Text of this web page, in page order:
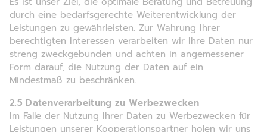
durch eine bedarfsgerechte Weiterentwicklung der
Leistungen zu gewährleisten. Zur Wahrung Ihrer
berechtigten Interessen verarbeiten wir Ihre Daten nur
streng zweckgebunden und achten in angemessener
Form darauf, die Nutzung der Daten auf ein
Mindestmaß zu beschränken.
2.5 Datenverarbeitung zu Werbezwecken
Im Falle der Nutzung Ihrer Daten zu Werbezwecken für
Leistungen unserer Kooperationspartner holen wir uns